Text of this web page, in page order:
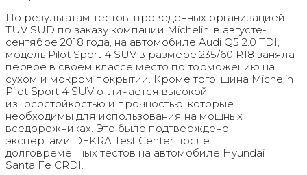
По результатам тестов, проведенных организацией
TUV SUD по заказу компании Michelin, в августе-
сентябре 2018 года, на автомобиле Audi Q5 2.0 TDI,
модель Pilot Sport 4 SUV в размере 235/60 R18 заняла
первое в своем классе место по торможению на
сухом и мокром покрытии. Кроме того, шина Michelin
Pilot Sport 4 SUV отличается высокой
износостойкостью и прочностью, которые
необходимы для использования на мощных
вседорожниках. Это было подтверждено
экспертами DEKRA Test Center после
долговременных тестов на автомобиле Hyundai
Santa Fe CRDI.